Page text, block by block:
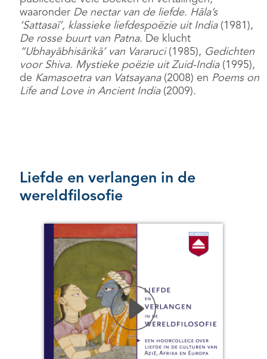
waaronder De nectar van de liefde. Hāla’s
‘Sattasaī’, klassieke liefdespoëzie uit India(1981),
De rosse buurt van Patna. De klucht
“Ubhayābhisārikā’ van Vararuci(1985), Gedichten
voor Shiva. Mystieke poëzie uit Zuid-India(1995),
de Kamasoetra van Vatsayana(2008) en Poems on
Life and Love in Ancient India(2009).
Liefde en verlangen in de
wereldfilosofie